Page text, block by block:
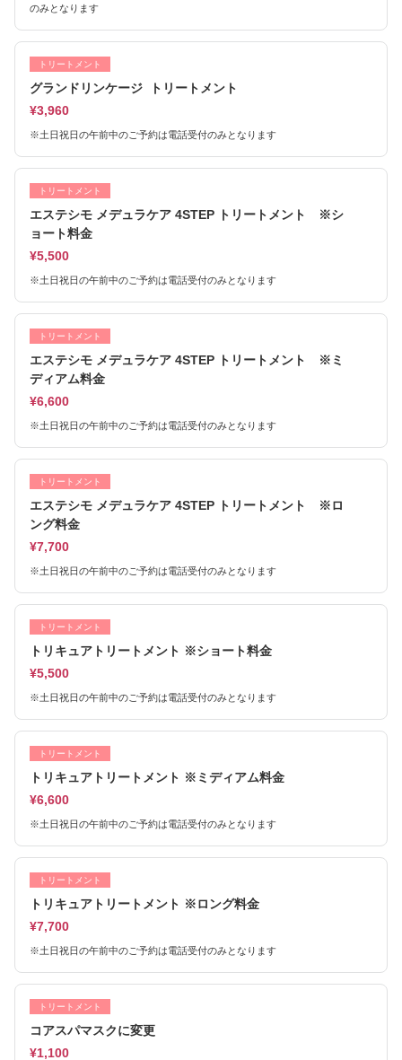
のみとなります
トリートメント
グランドリンケージ トリートメント
¥3,960
※土日祝日の午前中のご予約は電話受付のみとなります
トリートメント
エステシモ メデュラケア 4STEP トリートメント ※シ
ョート料金
¥5,500
※土日祝日の午前中のご予約は電話受付のみとなります
トリートメント
エステシモ メデュラケア 4STEP トリートメント ※ミ
ディアム料金
¥6,600
※土日祝日の午前中のご予約は電話受付のみとなります
トリートメント
エステシモ メデュラケア 4STEP トリートメント ※ロ
ング料金
¥7,700
※土日祝日の午前中のご予約は電話受付のみとなります
トリートメント
トリキュアトリートメント ※ショート料金
¥5,500
※土日祝日の午前中のご予約は電話受付のみとなります
トリートメント
トリキュアトリートメント ※ミディアム料金
¥6,600
※土日祝日の午前中のご予約は電話受付のみとなります
トリートメント
トリキュアトリートメント ※ロング料金
¥7,700
※土日祝日の午前中のご予約は電話受付のみとなります
トリートメント
コアスパマスクに変更
¥1,100